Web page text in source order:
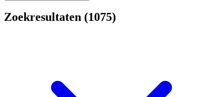
Zoekresultaten (1075)